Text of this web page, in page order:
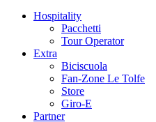
Hospitality
Pacchetti
Tour Operator
Extra
Biciscuola
Fan-Zone Le Tolfe
Store
Giro-E
Partner